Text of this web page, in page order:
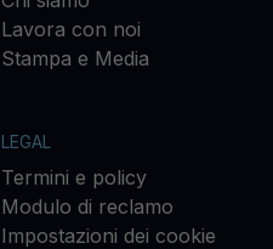
Lavora con noi
Stampa e Media
LEGAL
Termini e policy
Modulo di reclamo
Impostazioni dei cookie